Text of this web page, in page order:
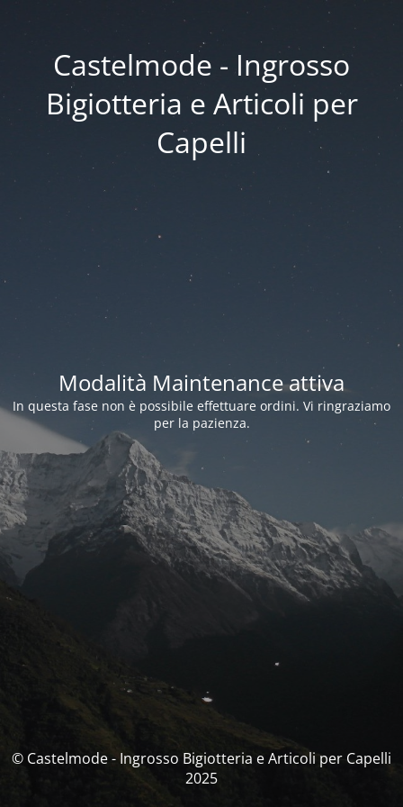
Castelmode - Ingrosso
Bigiotteria e Articoli per
Capelli
Modalità Maintenance attiva
In questa fase non è possibile effettuare ordini. Vi ringraziamo
per la pazienza.
© Castelmode - Ingrosso Bigiotteria e Articoli per Capelli
2025